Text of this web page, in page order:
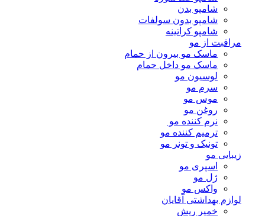
شامپو بدن
شامپو بدون سولفات
شامپو کراتینه
مراقبت از مو
ماسک مو بیرون از حمام
ماسک مو داخل حمام
لوسیون مو
سرم مو
موس مو
روغن مو
نرم کننده مو
ترمیم کننده مو
تونیک و تونر مو
زیبایی مو
اسپری مو
ژل مو
واکس مو
لوازم بهداشتی آقایان
خمیر ریش